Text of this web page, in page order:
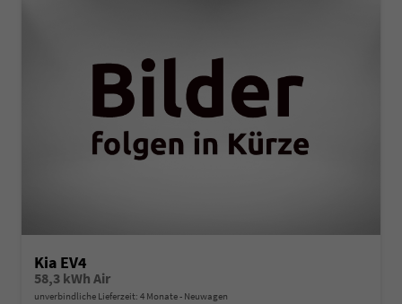
Kia EV4
58,3 kWh Air
unverbindliche Lieferzeit: 4 Monate Neuwagen